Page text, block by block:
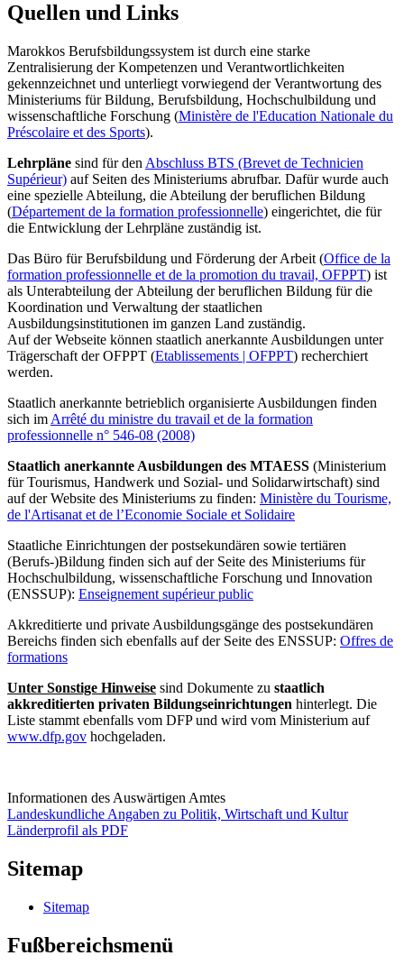
Quellen und Links
Marokkos Berufsbildungssystem ist durch eine starke
Zentralisierung der Kompetenzen und Verantwortlichkeiten
gekennzeichnet und unterliegt vorwiegend der Verantwortung des
Ministeriums für Bildung, Berufsbildung, Hochschulbildung und
wissenschaftliche Forschung (Ministère de l'Education Nationale du
Préscolaire et des Sports).
Lehrpläne sind für den Abschluss BTS (Brevet de Technicien
Supérieur) auf Seiten des Ministeriums abrufbar. Dafür wurde auch
eine spezielle Abteilung, die Abteilung der beruflichen Bildung
(Département de la formation professionnelle) eingerichtet, die für
die Entwicklung der Lehrpläne zuständig ist.
Das Büro für Berufsbildung und Förderung der Arbeit (Office de la
formation professionnelle et de la promotion du travail, OFPPT) ist
als Unterabteilung der Abteilung der beruflichen Bildung für die
Koordination und Verwaltung der staatlichen
Ausbildungsinstitutionen im ganzen Land zuständig.
Auf der Webseite können staatlich anerkannte Ausbildungen unter
Trägerschaft der OFPPT (Etablissements | OFPPT) recherchiert
werden.
Staatlich anerkannte betrieblich organisierte Ausbildungen finden
sich im Arrêté du ministre du travail et de la formation
professionnelle n° 546-08 (2008)
Staatlich anerkannte Ausbildungen des MTAESS (Ministerium
für Tourismus, Handwerk und Sozial- und Solidarwirtschaft) sind
auf der Website des Ministeriums zu finden: Ministère du Tourisme,
de l'Artisanat et de l’Economie Sociale et Solidaire
Staatliche Einrichtungen der postsekundären sowie tertiären
(Berufs-)Bildung finden sich auf der Seite des Ministeriums für
Hochschulbildung, wissenschaftliche Forschung und Innovation
(ENSSUP): Enseignement supérieur public
Akkreditierte und private Ausbildungsgänge des postsekundären
Bereichs finden sich ebenfalls auf der Seite des ENSSUP: Offres de
formations
Unter Sonstige Hinweise sind Dokumente zu staatlich
akkreditierten privaten Bildungseinrichtungen hinterlegt. Die
Liste stammt ebenfalls vom DFP und wird vom Ministerium auf
www.dfp.gov hochgeladen.
Informationen des Auswärtigen Amtes
Landeskundliche Angaben zu Politik, Wirtschaft und Kultur
Länderprofil als PDF
Sitemap
Sitemap
Fußbereichsmenü